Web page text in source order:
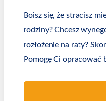
Boisz się, że stracisz
rodziny? Chcesz
rozłożenie na raty?
Pomogę Ci opracować